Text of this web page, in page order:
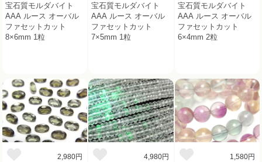
宝石質モルダバイト
AAA ルース オーバル
ファセットカット
8×6mm 1粒
宝石質モルダバイト
AAA ルース オーバル
ファセットカット
7×5mm 1粒
宝石質モルダバイト
AAA ルース オーバル
ファセットカット
6×4mm 2粒
2,980円 4,980円 1,580円